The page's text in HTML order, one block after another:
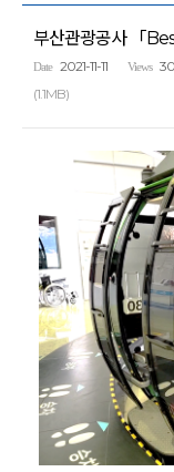
부산관광공사 「
Date 2021-11-11 Views
(1.1MB)